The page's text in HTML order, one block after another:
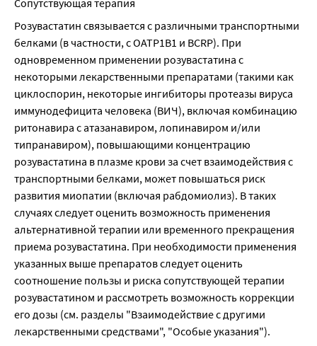
Сопутствующая терапия
Розувастатин связывается с различными транспортными
белками (в частности, с ОАТР1В1 и BCRP). При
одновременном применении розувастатина с
некоторыми лекарственными препаратами (такими как
циклоспорин, некоторые ингибиторы протеазы вируса
иммунодефицита человека (ВИЧ), включая комбинацию
ритонавира с атазанавиром, лопинавиром и/или
типранавиром), повышающими концентрацию
розувастатина в плазме крови за счет взаимодействия с
транспортными белками, может повышаться риск
развития миопатии (включая рабдомиолиз). В таких
случаях следует оценить возможность применения
альтернативной терапии или временного прекращения
приема розувастатина. При необходимости применения
указанных выше препаратов следует оценить
соотношение пользы и риска сопутствующей терапии
розувастатином и рассмотреть возможность коррекции
его дозы (см. разделы "Взаимодействие с другими
лекарственными средствами", "Особые указания").